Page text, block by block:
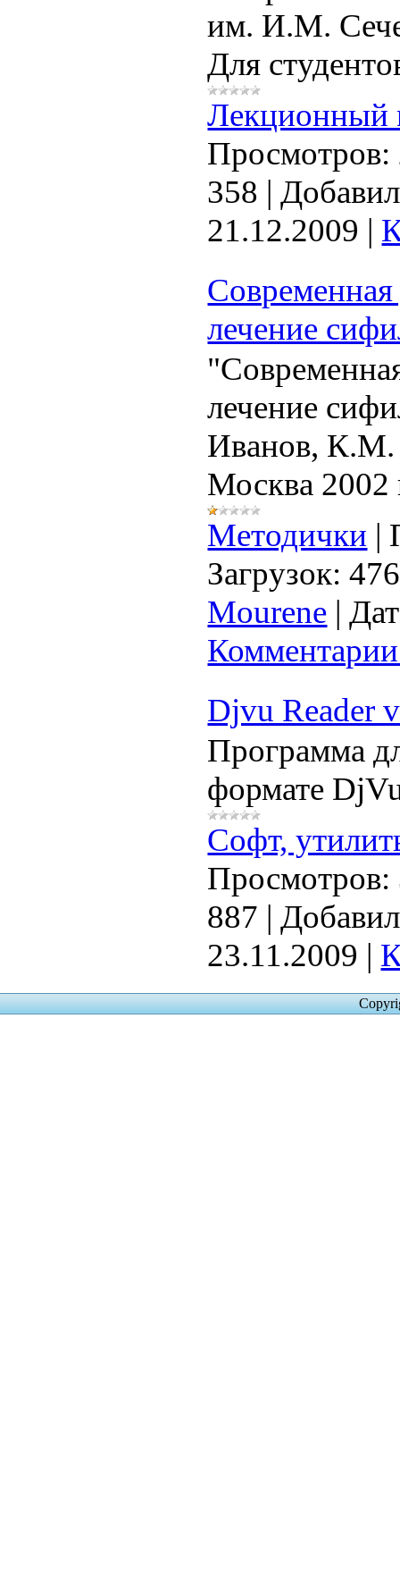
им. И.М.
Для
Лекционный
Просмотров:
358 |
21.12.2009 |
Современная
лечение
лечение
Иванов, К.М.
Москва 2002
Методички |
Загрузок: 476
Mourene |
Djvu Reader
Программа
формате
Софт,
Просмотров:
887 |
23.11.2009 |